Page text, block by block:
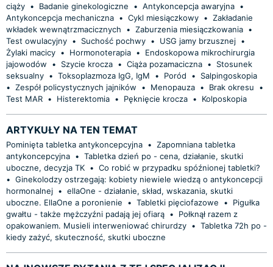
ciąży • Badanie ginekologiczne • Antykoncepcja awaryjna •
Antykoncepcja mechaniczna • Cykl miesiączkowy • Zakładanie
wkładek wewnątrzmacicznych
• Zaburzenia miesiączkowania •
Test owulacyjny • Suchość pochwy • USG jamy brzusznej •
Żylaki macicy • Hormonoterapia •
Endoskopowa mikrochirurgia
jajowodów
• Szycie krocza • Ciąża pozamaciczna •
Stosunek
seksualny • Toksoplazmoza IgG, IgM • Poród •
Salpingoskopia
• Zespół policystycznych jajników • Menopauza • Brak okresu
•
Test MAR • Histerektomia • Pęknięcie krocza • Kolposkopia
ARTYKUŁY NA TEN TEMAT
Pominięta tabletka antykoncepcyjna • Zapomniana tabletka
antykoncepcyjna • Tabletka dzień po - cena, działanie, skutki
uboczne, decyzja TK • Co robić w przypadku spóźnionej tabletki?
• Ginekolodzy ostrzegają: kobiety niewiele wiedzą o antykoncepcji
hormonalnej • ellaOne - działanie, skład, wskazania, skutki
uboczne. EllaOne a poronienie
• Tabletki pięciofazowe •
Pigułka
gwałtu - także mężczyźni padają jej ofiarą •
Połknął razem z
opakowaniem. Musieli interweniować chirurdzy • Tabletka 72h po -
kiedy zażyć, skuteczność, skutki uboczne